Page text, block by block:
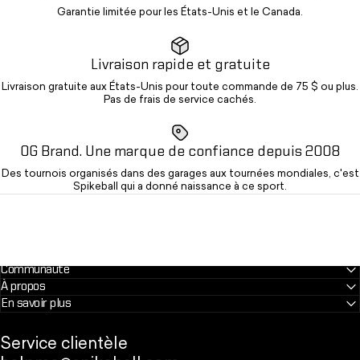
Garantie limitée pour les États-Unis et le Canada.
Livraison rapide et gratuite
Livraison gratuite aux États-Unis pour toute commande de 75 $ ou plus.
Pas de frais de service cachés.
OG Brand. Une marque de confiance depuis 2008
Des tournois organisés dans des garages aux tournées mondiales, c'est
Spikeball qui a donné naissance à ce sport.
Communauté
À propos
En savoir plus
Service clientèle